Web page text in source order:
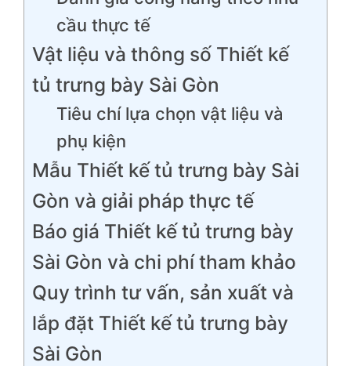
cầu thực tế
Vật liệu và thông số Thiết kế
tủ trưng bày Sài Gòn
Tiêu chí lựa chọn vật liệu và
phụ kiện
Mẫu Thiết kế tủ trưng bày Sài
Gòn và giải pháp thực tế
Báo giá Thiết kế tủ trưng bày
Sài Gòn và chi phí tham khảo
Quy trình tư vấn, sản xuất và
lắp đặt Thiết kế tủ trưng bày
Sài Gòn